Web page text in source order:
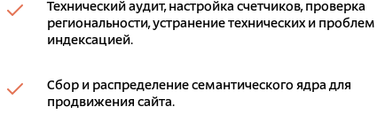
Технический аудит, настройка счетчиков, проверка
региональности, устранение технических и проблем
индексацией.
Сбор и распределение семантического ядра для
продвижения сайта.